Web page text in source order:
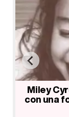
Miley
padre